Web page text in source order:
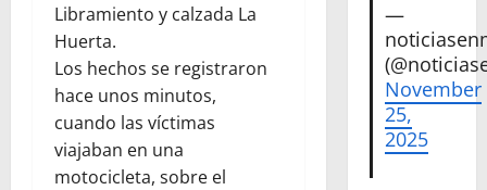
Libramiento y calzada La
Huerta.
Los hechos se registraron
hace unos minutos,
cuando las víctimas
viajaban en una
motocicleta, sobre el
—
November
25,
2025